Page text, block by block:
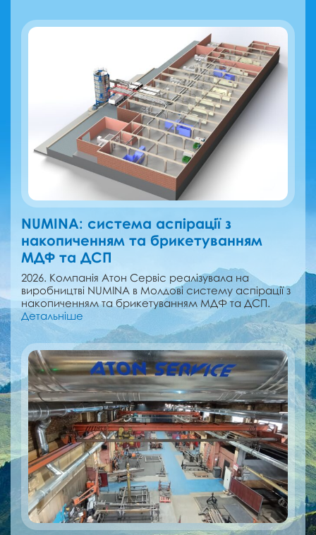
NUMINA: cистема аспірації з
накопиченням та брикетуванням
МДФ та ДСП
2026. Компанія Атон Сервіс реалізувала на
виробництві NUMINA в Молдові cистему аспірації з
накопиченням та брикетуванням МДФ та ДСП.
Детальніше